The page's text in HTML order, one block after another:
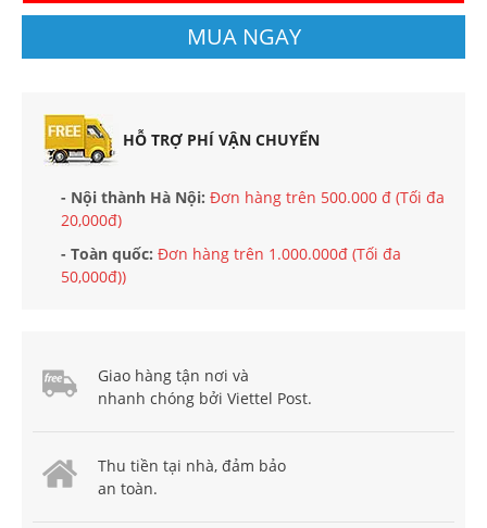
MUA NGAY
HỖ TRỢ PHÍ VẬN CHUYỂN
- Nội thành Hà Nội: Đơn hàng trên 500.000 đ (Tối đa
20,000đ)
- Toàn quốc: Đơn hàng trên 1.000.000đ (Tối đa
50,000đ))
Giao hàng tận nơi và
nhanh chóng bởi Viettel Post.
Thu tiền tại nhà, đảm bảo
an toàn.